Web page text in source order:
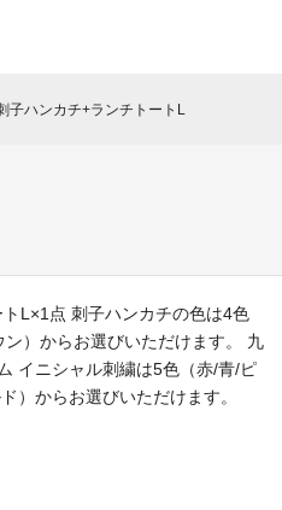
子ハンカチ+ランチトートL
L×1点 刺子ハンカチの色は4色
ン）からお選びいただけます。 九
イニシャル刺繍は5色（赤/青/ピ
）からお選びいただけます。